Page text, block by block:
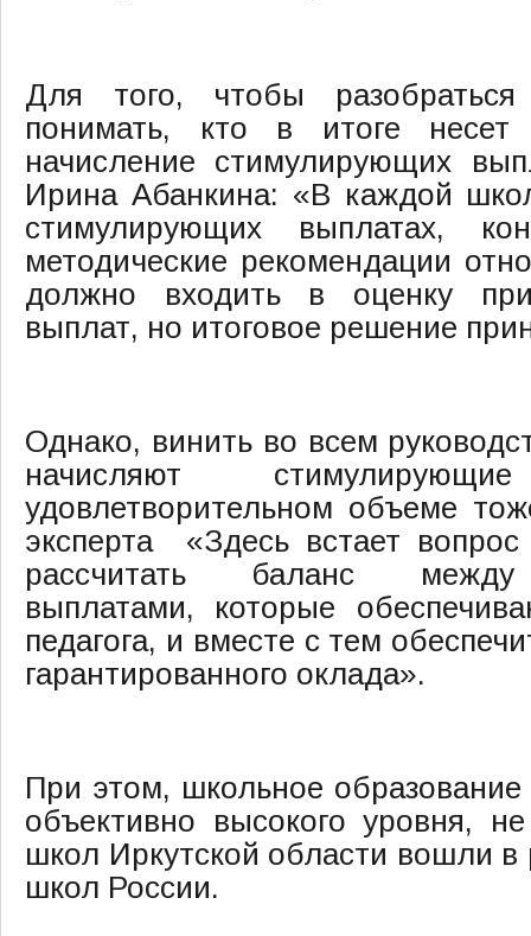
Для того, чтобы
понимать, кто в итоге несет
начисление стимулирующих
Ирина Абанкина: «В каждой
стимулирующих выплатах,
методические рекомендации
должно входить в оценку
выплат, но итоговое решение
Однако, винить во всем
начисляют
удовлетворительном объеме
эксперта «Здесь встает
рассчитать баланс
выплатами, которые
педагога, и вместе с тем
гарантированного оклада».
При этом, школьное образование
объективно высокого уровня,
школ Иркутской области вошли в
школ России.